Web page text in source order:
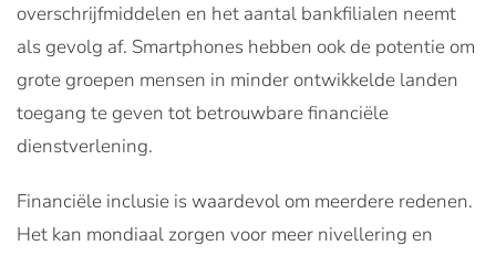
overschrijfmiddelen en het aantal bankfilialen neemt
als gevolg af. Smartphones hebben ook de potentie om
grote groepen mensen in minder ontwikkelde landen
toegang te geven tot betrouwbare financiële
dienstverlening.
Financiële inclusie is waardevol om meerdere redenen.
Het kan mondiaal zorgen voor meer nivellering en